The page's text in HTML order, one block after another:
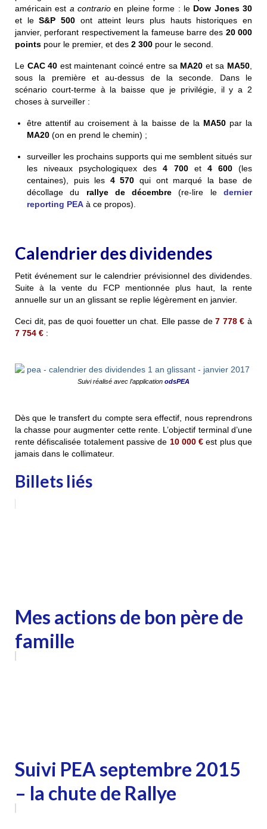
américain est a contrario en pleine forme : le Dow Jones 30
et leS&P 500 ont atteint leurs plus hauts historiques en
janvier, perforant respectivement la fameuse barre des 20 000
points pour le premier, et des 2 300 pour le second.
Le CAC 40 est maintenant coincé entre sa MA20 et sa MA50,
sous la première et au-dessus de la seconde. Dans le
scénario court-terme à la baisse que je privilégie, il y a 2
choses à surveiller :
être attentif au croisement à la baisse de la MA50par la
MA20 (on en prend le chemin) ;
surveiller les prochains supports qui me semblent situés sur
les niveaux psychologiquex des4 700et 4 600(les
centaines), puis les 4 570 qui ont marqué la base de
décollage du rallye de décembre (re-lire ledernier
reporting PEA à ce propos).
Calendrier des dividendes
Petit événement sur le calendrier prévisionnel des dividendes.
Suite à la vente du FCP mentionnée plus haut, la rente
annuelle sur un an glissant se replie légèrement en janvier.
Ceci dit, pas de quoi fouetter un chat. Elle passe de7 778 € à
7 754 € :
Suivi réalisé avec l’application odsPEA
Dès que le transfert du compte sera effectif, nous reprendrons
la chasse pour augmenter cette rente. L’objectif terminal d’une
rente défiscalisée totalement passive de 10 000 € est plus que
jamais dans le collimateur.
Billets liés
Mes actions de bon père de
famille
Suivi PEA septembre 2015
– la chute de Rallye